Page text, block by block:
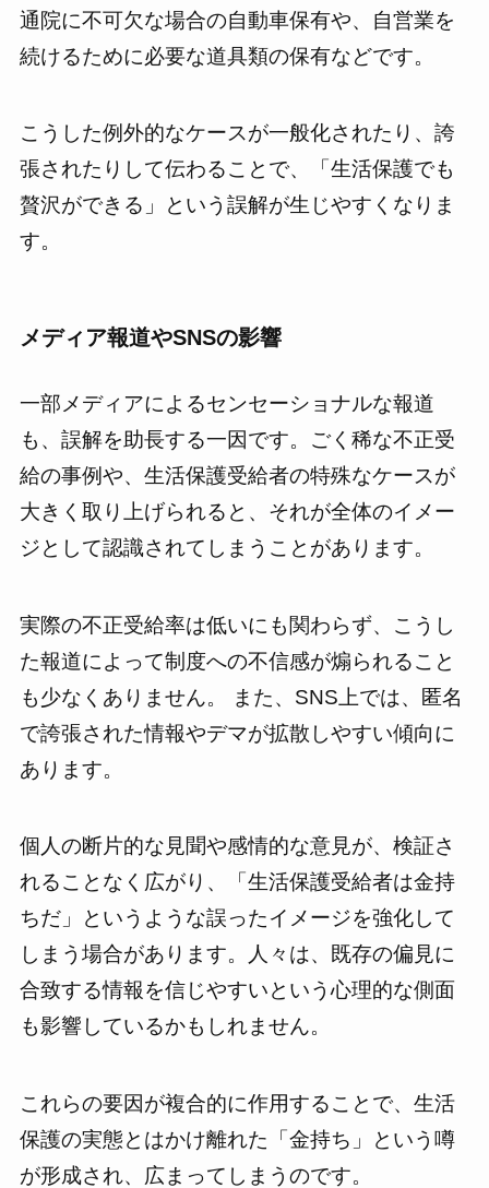
通院に不可欠な場合の自動車保有や、自営業を
続けるために必要な道具類の保有などです。
こうした例外的なケースが一般化されたり、誇
張されたりして伝わることで、「生活保護でも
贅沢ができる」という誤解が生じやすくなりま
す。
メディア報道やSNSの影響
一部メディアによるセンセーショナルな報道
も、誤解を助長する一因です。ごく稀な不正受
給の事例や、生活保護受給者の特殊なケースが
大きく取り上げられると、それが全体のイメー
ジとして認識されてしまうことがあります。
実際の不正受給率は低いにも関わらず、こうし
た報道によって制度への不信感が煽られること
も少なくありません。 また、SNS上では、匿名
で誇張された情報やデマが拡散しやすい傾向に
あります。
個人の断片的な見聞や感情的な意見が、検証さ
れることなく広がり、「生活保護受給者は金持
ちだ」というような誤ったイメージを強化して
しまう場合があります。人々は、既存の偏見に
合致する情報を信じやすいという心理的な側面
も影響しているかもしれません。
これらの要因が複合的に作用することで、生活
保護の実態とはかけ離れた「金持ち」という噂
が形成され、広まってしまうのです。